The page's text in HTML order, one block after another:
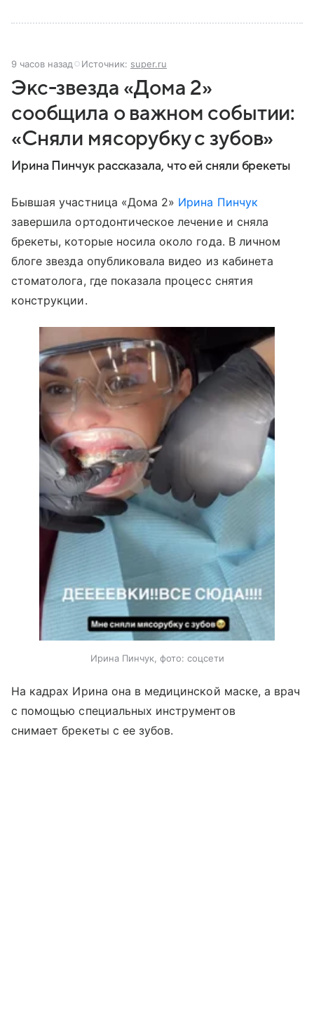
9 часов назад Источник: super.ru
Экс-звезда «Дома 2»
сообщила о важном событии:
«Сняли мясорубку с зубов»
Ирина Пинчук рассказала, что ей сняли брекеты
Бывшая участница «Дома 2» Ирина Пинчук
завершила ортодонтическое лечение и сняла
брекеты, которые носила около года. В личном
блоге звезда опубликовала видео из кабинета
стоматолога, где показала процесс снятия
конструкции.
Ирина Пинчук, фото: соцсети
На кадрах Ирина она в медицинской маске, а врач
с помощью специальных инструментов
снимает брекеты с ее зубов.